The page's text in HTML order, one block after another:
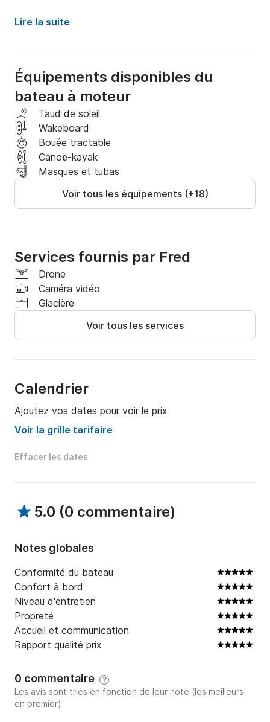
Bimini, douche, musique, sundeck, rangements, le
Possibilite de ski nautique, wake board.
Possibilité d'organiser pique niques, BBQ, boissons,
vue drone, go pro ..
Pilote expérimenté et 20 ans sur St Barth et diplômé
pour plus de sécurité et de plaisir.
Lire la suite
Équipements disponibles du
bateau à moteur
Taud de soleil
Wakeboard
Bouée tractable
Canoë-kayak
Masques et tubas
Voir tous les équipements (+18)
Services fournis par Fred
Drone
Caméra vidéo
Glacière
Voir tous les services
Calendrier
Ajoutez vos dates pour voir le prix
Voir la grille tarifaire
Effacer les dates
5.0 (0 commentaire)
Notes globales
Conformité du bateau
Confort à bord
Niveau d'entretien
Propreté
Accueil et communication
Rapport qualité prix
0 commentaire ?
Les avis sont triés en fonction de leur note (les meilleurs
en premier)